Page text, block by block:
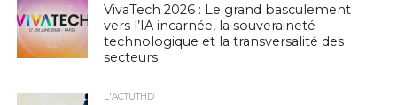
VivaTech 2026 : Le grand basculement
vers l’IA incarnée, la souveraineté
technologique et la transversalité des
secteurs
L'ACTUTHD